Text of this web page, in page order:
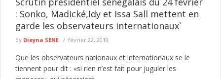
: Sonko, Madické,Idy et Issa Sall mettent en
garde les observateurs internationaux`
By Dieyna SENE février 22, 2019
Que les observateurs nationaux et internationaux se le
tiennent pour dit : «si rien n’est fait pour juguler les